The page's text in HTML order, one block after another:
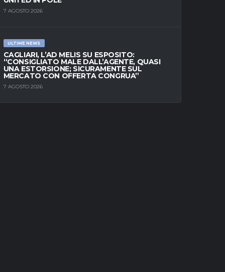
7 AGOSTO 2026
ULTIME NEWS
CAGLIARI, L’AD MELIS SU ESPOSITO:
“CONSIGLIATO MALE DALL’AGENTE, QUASI
UNA ESTORSIONE; SICURAMENTE SUL
MERCATO CON OFFERTA CONGRUA”
7 AGOSTO 2026